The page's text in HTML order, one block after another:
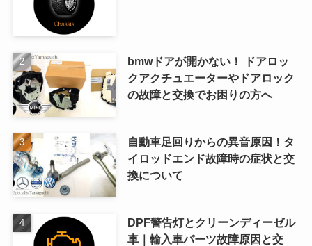
bmwドアが開かない！ ドアロッ
クアクチュエーターやドアロック
の故障と交換でお困りの方へ
自動車足回りからの異音原因！タ
イロッドエンド故障時の症状と交
換について
DPF警告灯とクリーンディーゼル
車｜輸入車パーツ故障原因と交